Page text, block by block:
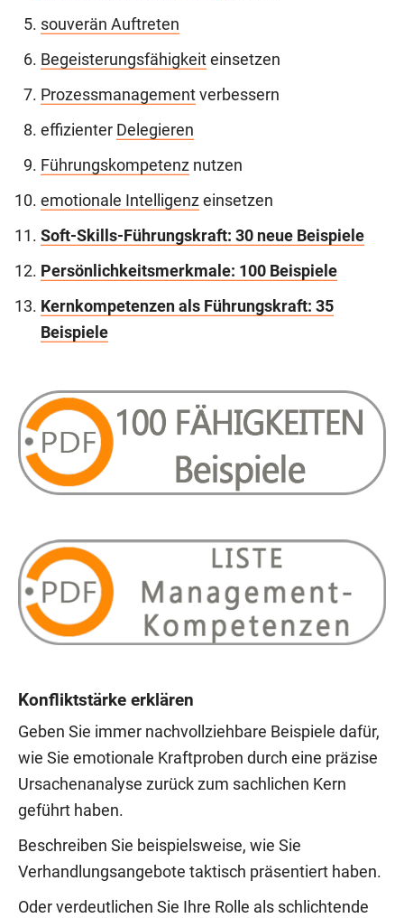
souverän Auftreten
Begeisterungsfähigkeit einsetzen
Prozessmanagement verbessern
effizienter Delegieren
Führungskompetenz nutzen
emotionale Intelligenz einsetzen
Soft-Skills-Führungskraft: 30 neue Beispiele
Persönlichkeitsmerkmale: 100 Beispiele
Kernkompetenzen als Führungskraft: 35
Beispiele
Konfliktstärke erklären
Geben Sie immer nachvollziehbare Beispiele dafür,
wie Sie emotionale Kraftproben durch eine präzise
Ursachenanalyse zurück zum sachlichen Kern
geführt haben.
Beschreiben Sie beispielsweise, wie Sie
Verhandlungsangebote taktisch präsentiert haben.
Oder verdeutlichen Sie Ihre Rolle als schlichtende